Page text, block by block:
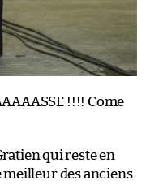
!!!! Come
qui reste en
meilleur des anciens